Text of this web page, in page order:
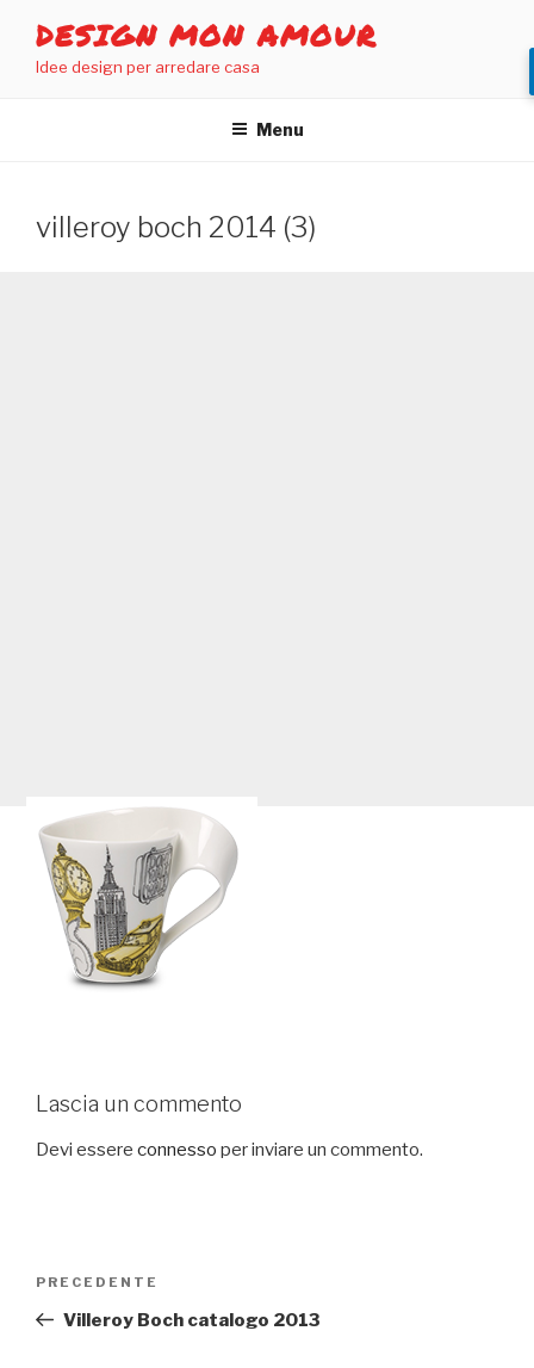
contenuto
DESIGN MON AMOUR
Idee design per arredare casa
Menu
villeroy boch 2014 (3)
Lascia un commento
Devi essere connesso per inviare un commento.
Articolo
precedente:
PRECEDENTE
Villeroy Boch catalogo 2013